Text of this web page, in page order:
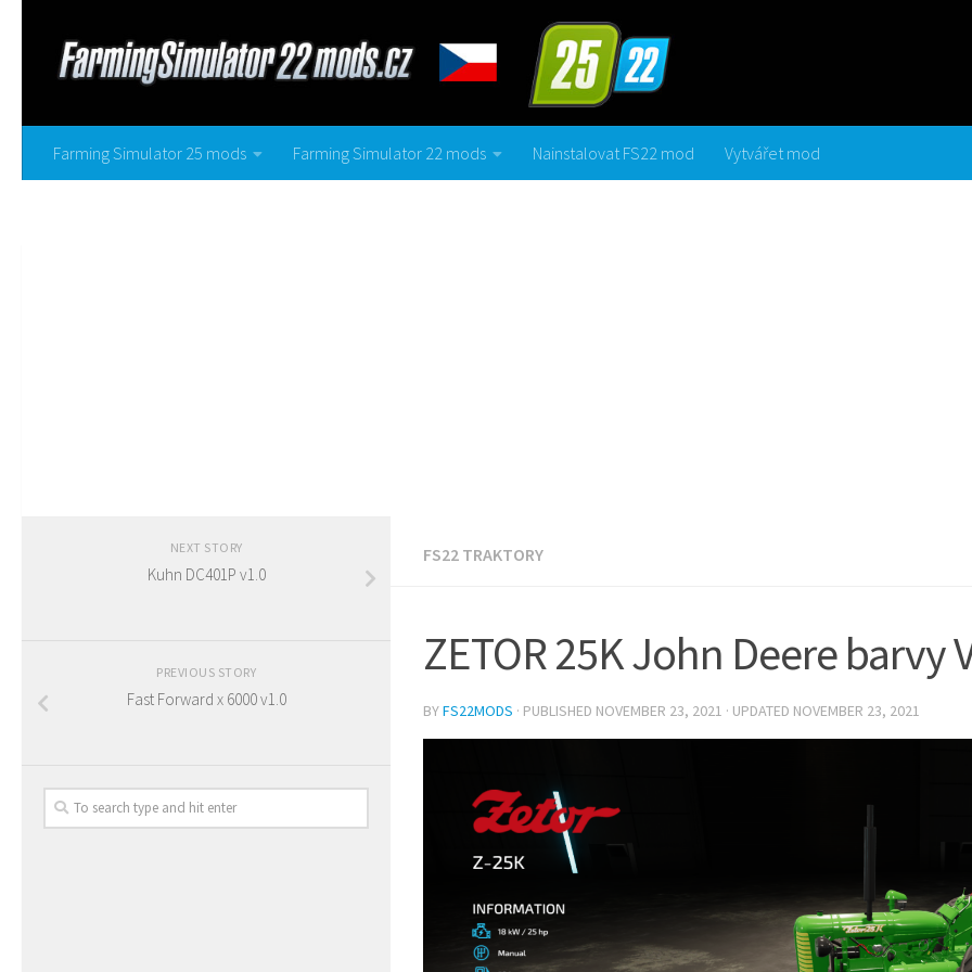
Farming Simulator 25 mods Farming Simulator 22 mods Nainstalovat FS22 mod Vytvářet mod
FS22 TRAKTORY
ZETOR 25K John Deere barvy
BYFS22MODS · PUBLISHED NOVEMBER 23, 2021 · UPDATED NOVEMBER 23, 2021
NEXT STORY
Kuhn DC401P v1.0
PREVIOUS STORY
Fast Forward x 6000 v1.0